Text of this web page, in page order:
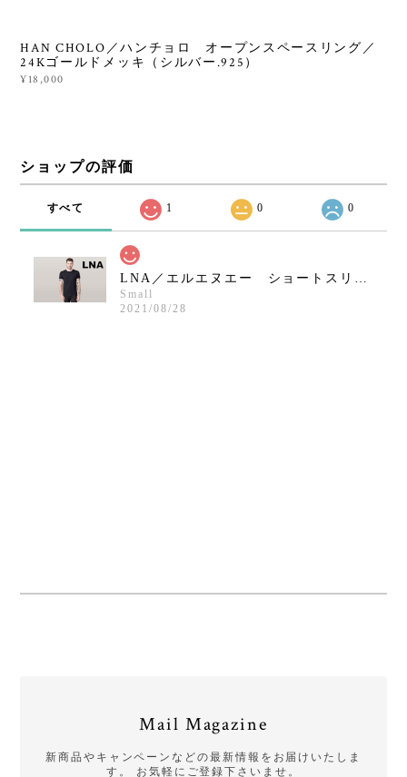
HAN CHOLO／ハンチョロ オープンスペースリング／
24Kゴールドメッキ（シルバー.925）
¥18,000
ショップの評価
すべて 1 0 0
LNA／エルエヌエー ショートスリーブクルーネックシャツ／ブラック
Small
2021/08/28
Mail Magazine
新商品やキャンペーンなどの最新情報をお届けいたしま
す。 お気軽にご登録下さいませ。